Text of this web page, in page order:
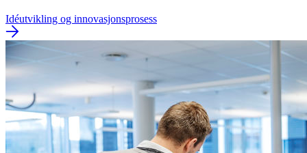
Idéutvikling og innovasjonsprosess